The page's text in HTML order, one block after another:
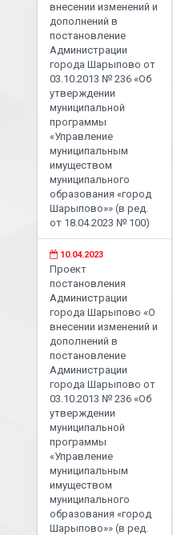
внесении изменений и
дополнений в
постановление
Администрации
города Шарыпово от
03.10.2013 № 236 «Об
утверждении
муниципальной
программы
«Управление
муниципальным
имуществом
муниципального
образования «город
Шарыпово»» (в ред.
от 18.04.2023 № 100)
10.04.2023
Проект
постановления
Администрации
города Шарыпово «О
внесении изменений и
дополнений в
постановление
Администрации
города Шарыпово от
03.10.2013 № 236 «Об
утверждении
муниципальной
программы
«Управление
муниципальным
имуществом
муниципального
образования «город
Шарыпово»» (в ред.